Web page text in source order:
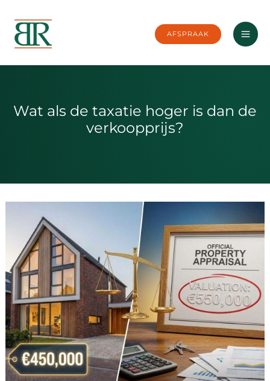
naar
inhoud
AFSPRAAK
Wat als de taxatie hoger is dan de
verkoopprijs?